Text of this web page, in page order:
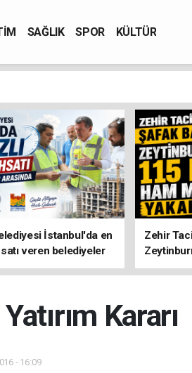
SAĞLIK SPOR KÜLTÜR
İstanbul'da en
veren belediyeler
Zehir
Yakalandı
Kararı
- 16:09